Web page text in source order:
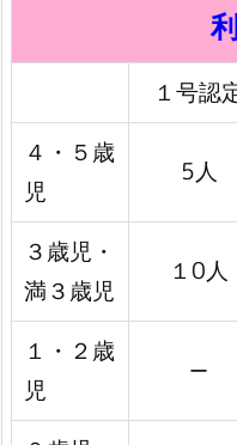
１号認
４・５歳
児
5人
３歳児・
満３歳児
１0人
１・２歳
児
ー